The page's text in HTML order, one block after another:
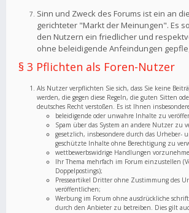
Sinn und Zweck des Forums ist ein an
gerichteter "Markt der Meinungen". Es
den Nutzern ein friedlicher und
ohne beleidigende Anfeindungen
§ 3 Pflichten als Foren-Nutzer
Als Nutzer verpflichten Sie sich, dass Sie keine
werden, die gegen diese Regeln, die guten Sitten
deutsches Recht verstoßen. Es ist Ihnen
beleidigende oder unwahre Inhalte zu
Spam über das System an andere Nutzer zu
gesetzlich, insbesondere durch das Urheber-
geschützte Inhalte ohne Berechtigung zu
wettbewerbswidrige Handlungen
Ihr Thema mehrfach im Forum einzustellen
Doppelpostings);
Presseartikel Dritter ohne Zustimmung des
veröffentlichen;
Werbung im Forum ohne ausdrückliche
durch den Anbieter zu betreiben. Dies gilt